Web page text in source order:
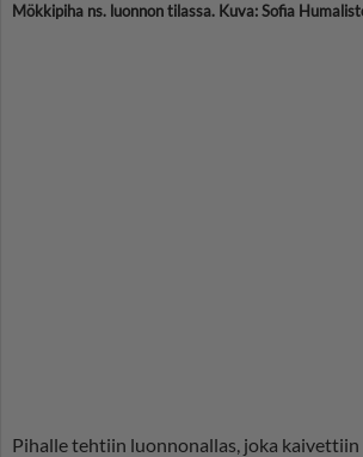
Mökkipiha ns. luonnon tilassa. Kuva: Sofia
Pihalle tehtiin luonnonallas, joka kaivettiin